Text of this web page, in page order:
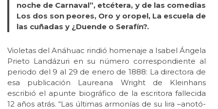
noche de Carnaval”, etcétera, y de las comedias
Los dos son peores, Oro y oropel, La escuela de
las cuñadas y ¿Duende o Serafín?.
Violetas del Anáhuac rindió homenaje a Isabel Ángela
Prieto Landázuri en su número correspondiente al
periodo del 9 al 29 de enero de 1888: La directora de
esa publicación Laureana Wright de Kleinhans
escribió el apunte biográfico de la escritora fallecida
12 años atrás. “Las últimas armonías de su lira –anotó-